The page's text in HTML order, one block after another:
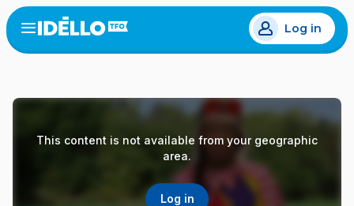
Skip
to
main
Open
menu
Log in
This content is not available from your geographic
area.
Log in